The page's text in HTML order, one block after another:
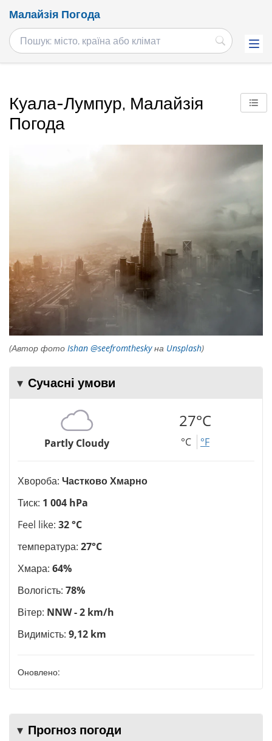
Малайзія Погода
Куала-Лумпур, Малайзія
Погода
(Автор фото Ishan @seefromtheskyна Unsplash)
Сучасні умови
Partly Cloudy
27°C
°C °F
Хвороба: Частково Хмарно
Тиск: 1 004 hPa
Feel like: 32 °C
температура: 27°C
Хмара: 64%
Вологість: 78%
Вітер: NNW - 2 km/h
Видимість: 9,12 km
Оновлено:
Прогноз погоди